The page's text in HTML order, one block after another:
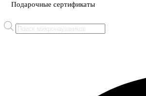
Подарочные сертификаты
Поиск
товаров